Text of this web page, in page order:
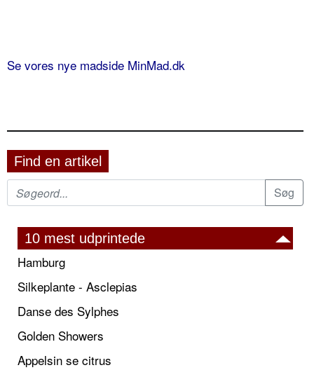
Se vores nye madside MinMad.dk
Find en artikel
10 mest udprintede
Hamburg
Silkeplante - Asclepias
Danse des Sylphes
Golden Showers
Appelsin se citrus